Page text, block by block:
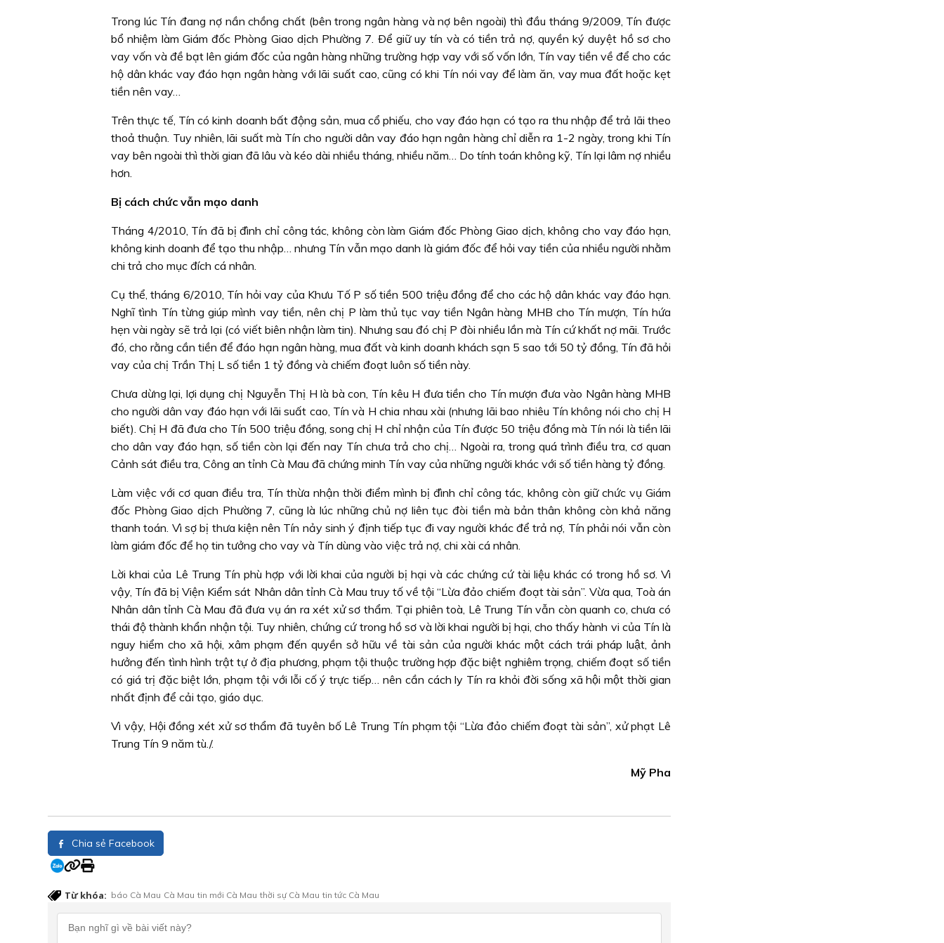
Trong lúc Tín đang nợ nần chồng chất (bên trong ngân hàng và nợ bên ngoài) thì đầu tháng 9/2009, Tín được
bổ nhiệm làm Giám đốc Phòng Giao dịch Phường 7. Ðể giữ uy tín và có tiền trả nợ, quyền ký duyệt hồ sơ cho
vay vốn và đề bạt lên giám đốc của ngân hàng những trường hợp vay với số vốn lớn, Tín vay tiền về để cho các
hộ dân khác vay đáo hạn ngân hàng với lãi suất cao, cũng có khi Tín nói vay để làm ăn, vay mua đất hoặc kẹt
tiền nên vay…
Trên thực tế, Tín có kinh doanh bất động sản, mua cổ phiếu, cho vay đáo hạn có tạo ra thu nhập để trả lãi theo
thoả thuận. Tuy nhiên, lãi suất mà Tín cho người dân vay đáo hạn ngân hàng chỉ diễn ra 1-2 ngày, trong khi Tín
vay bên ngoài thì thời gian đã lâu và kéo dài nhiều tháng, nhiều năm… Do tính toán không kỹ, Tín lại lâm nợ nhiều
hơn.
Bị cách chức vẫn mạo danh
Tháng 4/2010, Tín đã bị đình chỉ công tác, không còn làm Giám đốc Phòng Giao dịch, không cho vay đáo hạn,
không kinh doanh để tạo thu nhập… nhưng Tín vẫn mạo danh là giám đốc để hỏi vay tiền của nhiều người nhằm
chi trả cho mục đích cá nhân.
Cụ thể, tháng 6/2010, Tín hỏi vay của Khưu Tố P số tiền 500 triệu đồng để cho các hộ dân khác vay đáo hạn.
Nghĩ tình Tín từng giúp mình vay tiền, nên chị P làm thủ tục vay tiền Ngân hàng MHB cho Tín mượn, Tín hứa
hẹn vài ngày sẽ trả lại (có viết biên nhận làm tin). Nhưng sau đó chị P đòi nhiều lần mà Tín cứ khất nợ mãi. Trước
đó, cho rằng cần tiền để đáo hạn ngân hàng, mua đất và kinh doanh khách sạn 5 sao tới 50 tỷ đồng, Tín đã hỏi
vay của chị Trần Thị L số tiền 1 tỷ đồng và chiếm đoạt luôn số tiền này.
Chưa dừng lại, lợi dụng chị Nguyễn Thị H là bà con, Tín kêu H đưa tiền cho Tín mượn đưa vào Ngân hàng MHB
cho người dân vay đáo hạn với lãi suất cao, Tín và H chia nhau xài (nhưng lãi bao nhiêu Tín không nói cho chị H
biết). Chị H đã đưa cho Tín 500 triệu đồng, song chị H chỉ nhận của Tín được 50 triệu đồng mà Tín nói là tiền lãi
cho dân vay đáo hạn, số tiền còn lại đến nay Tín chưa trả cho chị… Ngoài ra, trong quá trình điều tra, cơ quan
Cảnh sát điều tra, Công an tỉnh Cà Mau đã chứng minh Tín vay của những người khác với số tiền hàng tỷ đồng.
Làm việc với cơ quan điều tra, Tín thừa nhận thời điểm mình bị đình chỉ công tác, không còn giữ chức vụ Giám
đốc Phòng Giao dịch Phường 7, cũng là lúc những chủ nợ liên tục đòi tiền mà bản thân không còn khả năng
thanh toán. Vì sợ bị thưa kiện nên Tín nảy sinh ý định tiếp tục đi vay người khác để trả nợ, Tín phải nói vẫn còn
làm giám đốc để họ tin tưởng cho vay và Tín dùng vào việc trả nợ, chi xài cá nhân.
Lời khai của Lê Trung Tín phù hợp với lời khai của người bị hại và các chứng cứ tài liệu khác có trong hồ sơ. Vì
vậy, Tín đã bị Viện Kiểm sát Nhân dân tỉnh Cà Mau truy tố về tội “Lừa đảo chiếm đoạt tài sản”. Vừa qua, Toà án
Nhân dân tỉnh Cà Mau đã đưa vụ án ra xét xử sơ thẩm. Tại phiên toà, Lê Trung Tín vẫn còn quanh co, chưa có
thái độ thành khẩn nhận tội. Tuy nhiên, chứng cứ trong hồ sơ và lời khai người bị hại, cho thấy hành vi của Tín là
nguy hiểm cho xã hội, xâm phạm đến quyền sở hữu về tài sản của người khác một cách trái pháp luật, ảnh
hưởng đến tình hình trật tự ở địa phương, phạm tội thuộc trường hợp đặc biệt nghiêm trọng, chiếm đoạt số tiền
có giá trị đặc biệt lớn, phạm tội với lỗi cố ý trực tiếp… nên cần cách ly Tín ra khỏi đời sống xã hội một thời gian
nhất định để cải tạo, giáo dục.
Vì vậy, Hội đồng xét xử sơ thẩm đã tuyên bố Lê Trung Tín phạm tội “Lừa đảo chiếm đoạt tài sản”, xử phạt Lê
Trung Tín 9 năm tù./.
Mỹ Pha
Chia sẻ Facebook
Từ khóa: báo Cà Mau Cà Mau tin mới Cà Mau thời sự Cà Mau tin tức Cà Mau